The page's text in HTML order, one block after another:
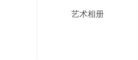
艺术相册